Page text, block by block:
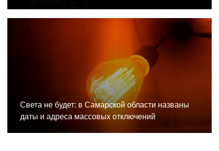
Света не будет: в Самарской области названы
даты и адреса массовых отключений